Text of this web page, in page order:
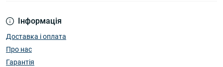
Інформація
Доставка і оплата
Про нас
Гарантія